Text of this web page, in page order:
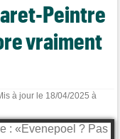
Peintre
vraiment
à jour le 18/04/2025 à